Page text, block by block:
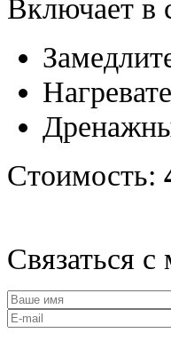
Включает в
Стоимость:
Связаться